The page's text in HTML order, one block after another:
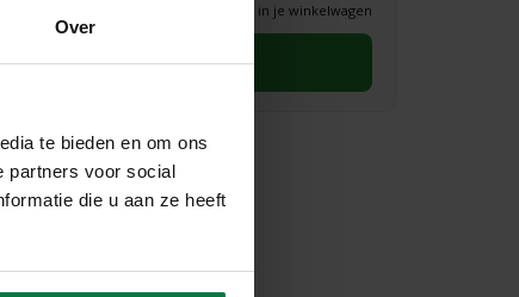
Over
te bieden en om ons
partners voor social
die u aan ze heeft
* Definitieve prijs zie je in je winkelwagen
Selecteer eerst een maat